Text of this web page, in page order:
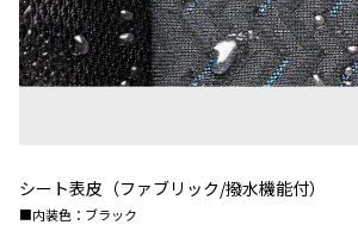
シート表皮（ファブリック/撥水機能付）
■内装色：ブラック